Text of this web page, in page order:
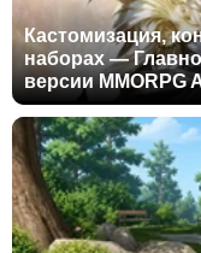
Кастомизация,
наборах —
версии MMORPG